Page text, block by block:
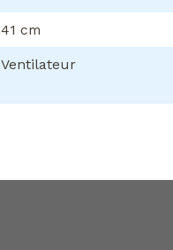
41 cm
Ventilateur